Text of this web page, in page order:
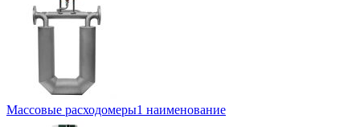
Массовые расходомеры1 наименование